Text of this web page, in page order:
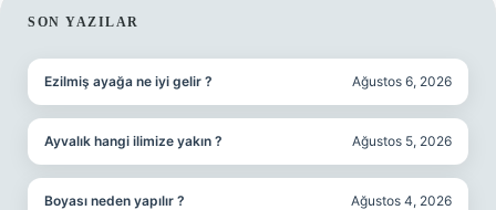
SIDEBAR
SON YAZILAR
Ezilmiş ayağa ne iyi gelir ? Ağustos 6, 2026
Ayvalık hangi ilimize yakın ? Ağustos 5, 2026
Boyası neden yapılır ? Ağustos 4, 2026